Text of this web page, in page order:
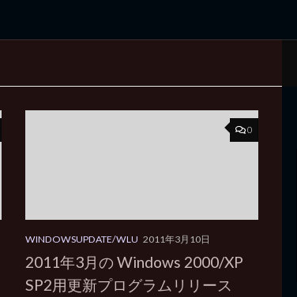
0
WINDOWSUPDATE/WLU 2011年3月10日
2011年3月の Windows 2000/XP
SP2用更新プログラムリリース